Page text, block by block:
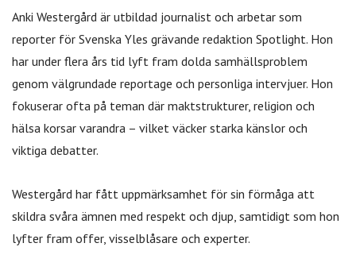
Anki Westergård är utbildad journalist och arbetar som
reporter för Svenska Yles grävande redaktion Spotlight. Hon
har under flera års tid lyft fram dolda samhällsproblem
genom välgrundade reportage och personliga intervjuer. Hon
fokuserar ofta på teman där maktstrukturer, religion och
hälsa korsar varandra – vilket väcker starka känslor och
viktiga debatter.
Westergård har fått uppmärksamhet för sin förmåga att
skildra svåra ämnen med respekt och djup, samtidigt som hon
lyfter fram offer, visselblåsare och experter.